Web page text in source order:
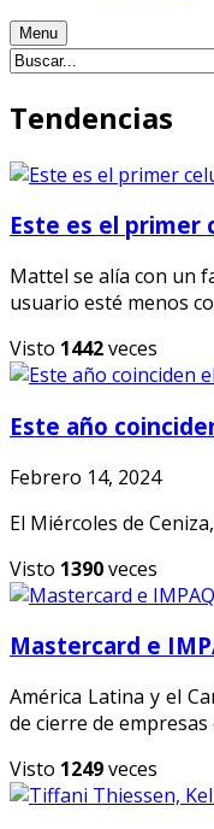
Menu
Tendencias
Este es el primer
Mattel se alía con un
usuario esté menos
Visto 1442veces
Este año
Febrero 14, 2024
El Miércoles de
Visto 1390veces
Mastercard e
América Latina y el
de cierre de
Visto 1249veces